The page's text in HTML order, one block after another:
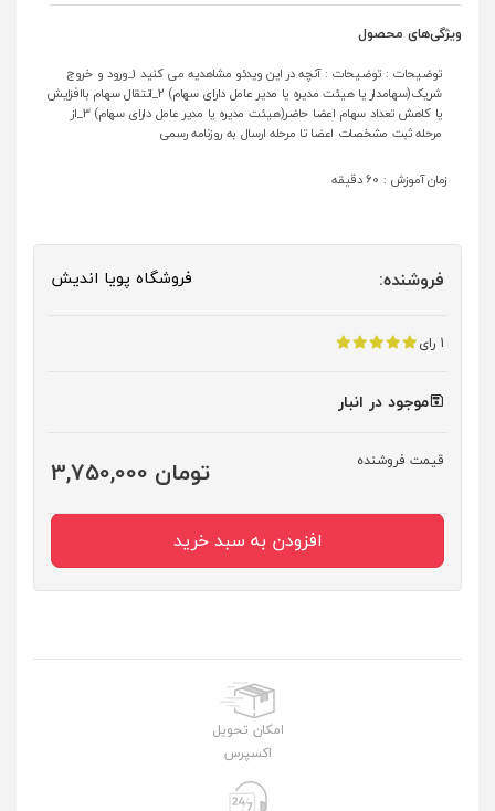
ویژگی‌های محصول
توضیحات : توضیحات : آنچه در این ویدئو مشاهدیه می کنید 1_ورود و خروج
شریک(سهامدار یا هیئت مدیره یا مدیر عامل دارای سهام) 2_انتقال سهام باافزایش
یا کاهش تعداد سهام اعضا حاضر(هیئت مدیره یا مدیر عامل دارای سهام) 3_از
مرحله ثبت مشخصات اعضا تا مرحله ارسال به روزنامه رسمی
زمان آموزش : 60 دقیقه
فروشنده: فروشگاه پویا اندیش
1 رای
موجود در انبار
قیمت فروشنده تومان 3,750,000
افزودن به سبد خرید
امکان تحویل
اکسپرس